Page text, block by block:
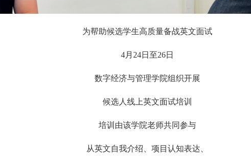
为帮助候选学生高质量备战英文面试
4月24日至26日
数字经济与管理学院组织开展
候选人线上英文面试培训
培训由该学院老师共同参与
从英文自我介绍、项目认知表达、